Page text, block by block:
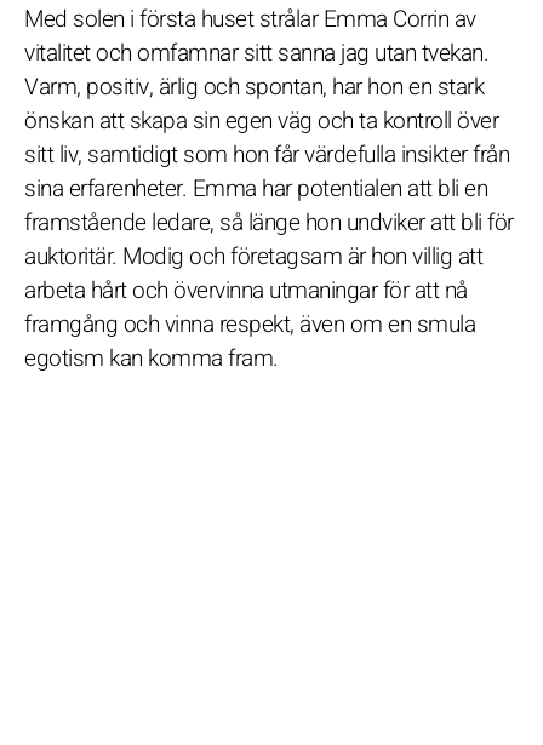
Med solen i första huset strålar Emma Corrin av
vitalitet och omfamnar sitt sanna jag utan tvekan.
Varm, positiv, ärlig och spontan, har hon en stark
önskan att skapa sin egen väg och ta kontroll över
sitt liv, samtidigt som hon får värdefulla insikter från
sina erfarenheter. Emma har potentialen att bli en
framstående ledare, så länge hon undviker att bli för
auktoritär. Modig och företagsam är hon villig att
arbeta hårt och övervinna utmaningar för att nå
framgång och vinna respekt, även om en smula
egotism kan komma fram.